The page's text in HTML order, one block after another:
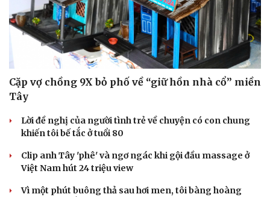
Cặp vợ chồng 9X bỏ phố về “giữ hồn nhà cổ” miền
Tây
Lời đề nghị của người tình trẻ về chuyện có con chung
khiến tôi bế tắc ở tuổi 80
Clip anh Tây 'phê' và ngơ ngác khi gội đầu massage ở
Việt Nam hút 24 triệu view
Vì một phút buông thả sau hơi men, tôi bàng hoàng